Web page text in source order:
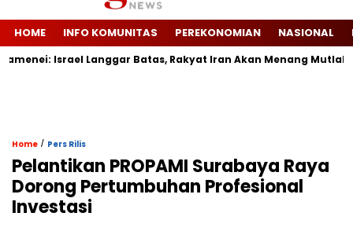
HOME INFO KOMUNITAS PEREKONOMIAN NASIONAL
Israel Langgar Batas, Rakyat Iran Akan Menang Mutlak
Home / Pers Rilis
Pelantikan PROPAMI Surabaya Raya
Dorong Pertumbuhan Profesional
Investasi